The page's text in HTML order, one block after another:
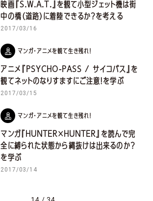
映画『S.W.A.T.』を観て小型ジェット機は街
中の橋（道路）に着陸できるか？を考える
2017/03/16
マンガ・アニメを観て生き残れ！
アニメ『PSYCHO-PASS / サイコパス』を
観てネットのなりすますにご注意！を学ぶ
2017/03/15
マンガ・アニメを観て生き残れ！
マンガ『HUNTER×HUNTER』を読んで完
全に縛られた状態から縄抜けは出来るのか？
を学ぶ
2017/03/14